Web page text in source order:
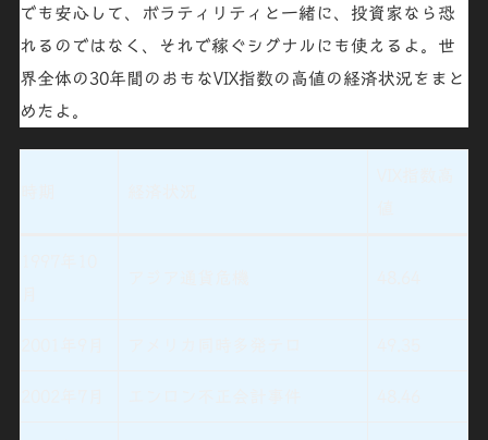
でも安心して、ボラティリティと一緒に、投資家なら 恐
れるのではなく 、それで稼ぐシグナルにも使えるよ 。 世
界全体の30年間 のおもなVIX指数の高値の経済状況をまと
めたよ。